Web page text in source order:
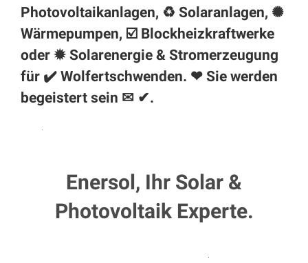
Photovoltaikanlagen, ♻ Solaranlagen, ✺
Wärmepumpen, ☑️ Blockheizkraftwerke
oder ✹ Solarenergie & Stromerzeugung
für ✔️ Wolfertschwenden. ❤ Sie werden
begeistert sein ✉ ✔.
Enersol, Ihr Solar &
Photovoltaik Experte.